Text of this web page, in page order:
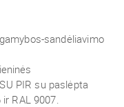
sandėliavimo
PIR su paslėpta
RAL 9007.